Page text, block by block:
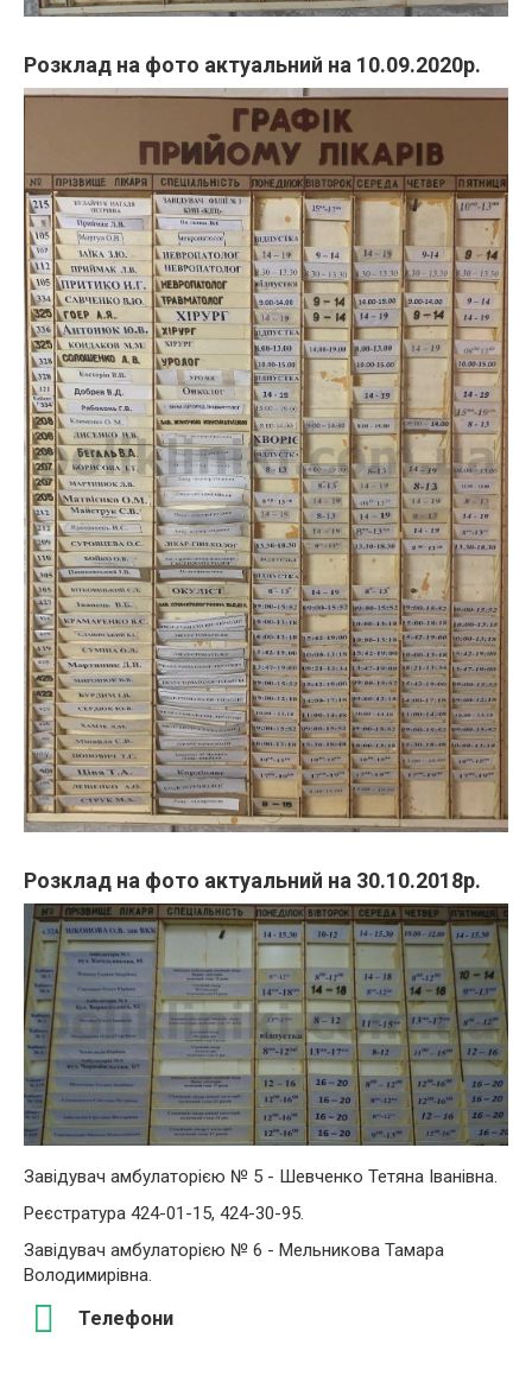
Розклад на фото актуальний на 10.09.2020р.
Розклад на фото актуальний на 30.10.2018р.
Завідувач амбулаторією № 5 - Шевченко Тетяна Іванівна.
Реєстратура 424-01-15, 424-30-95.
Завідувач амбулаторією № 6 - Мельникова Тамара
Володимирівна.
Телефони